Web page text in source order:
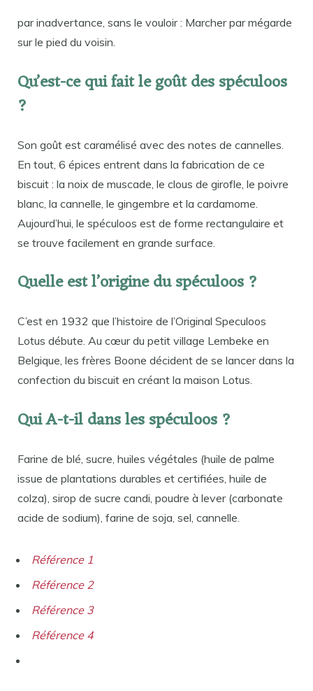
par inadvertance, sans le vouloir : Marcher par mégarde
sur le pied du voisin.
Qu’est-ce qui fait le goût des spéculoos
?
Son goût est caramélisé avec des notes de cannelles.
En tout, 6 épices entrent dans la fabrication de ce
biscuit : la noix de muscade, le clous de girofle, le poivre
blanc, la cannelle, le gingembre et la cardamome.
Aujourd’hui, le spéculoos est de forme rectangulaire et
se trouve facilement en grande surface.
Quelle est l’origine du spéculoos ?
C’est en 1932 que l’histoire de l’Original Speculoos
Lotus débute. Au cœur du petit village Lembeke en
Belgique, les frères Boone décident de se lancer dans la
confection du biscuit en créant la maison Lotus.
Qui A-t-il dans les spéculoos ?
Farine de blé, sucre, huiles végétales (huile de palme
issue de plantations durables et certifiées, huile de
colza), sirop de sucre candi, poudre à lever (carbonate
acide de sodium), farine de soja, sel, cannelle.
Référence 1
Référence 2
Référence 3
Référence 4